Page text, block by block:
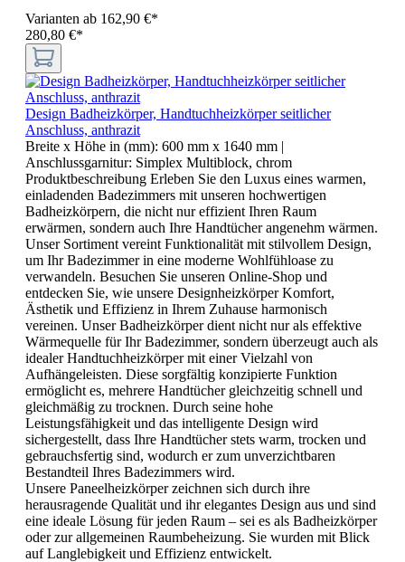
Varianten ab 162,90 €*
280,80 €*
Design Badheizkörper, Handtuchheizkörper seitlicher
Anschluss, anthrazit
Breite x Höhe in (mm): 600 mm x 1640 mm |
Anschlussgarnitur: Simplex Multiblock, chrom
Produktbeschreibung Erleben Sie den Luxus eines warmen,
einladenden Badezimmers mit unseren hochwertigen
Badheizkörpern, die nicht nur effizient Ihren Raum
erwärmen, sondern auch Ihre Handtücher angenehm wärmen.
Unser Sortiment vereint Funktionalität mit stilvollem Design,
um Ihr Badezimmer in eine moderne Wohlfühloase zu
verwandeln. Besuchen Sie unseren Online-Shop und
entdecken Sie, wie unsere Designheizkörper Komfort,
Ästhetik und Effizienz in Ihrem Zuhause harmonisch
vereinen. Unser Badheizkörper dient nicht nur als effektive
Wärmequelle für Ihr Badezimmer, sondern überzeugt auch als
idealer Handtuchheizkörper mit einer Vielzahl von
Aufhängeleisten. Diese sorgfältig konzipierte Funktion
ermöglicht es, mehrere Handtücher gleichzeitig schnell und
gleichmäßig zu trocknen. Durch seine hohe
Leistungsfähigkeit und das intelligente Design wird
sichergestellt, dass Ihre Handtücher stets warm, trocken und
gebrauchsfertig sind, wodurch er zum unverzichtbaren
Bestandteil Ihres Badezimmers wird.
Unsere Paneelheizkörper zeichnen sich durch ihre
herausragende Qualität und ihr elegantes Design aus und sind
eine ideale Lösung für jeden Raum – sei es als Badheizkörper
oder zur allgemeinen Raumbeheizung. Sie wurden mit Blick
auf Langlebigkeit und Effizienz entwickelt.